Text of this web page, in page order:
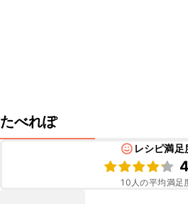
たべれぽ
レシピ満足
10 人の平均満足